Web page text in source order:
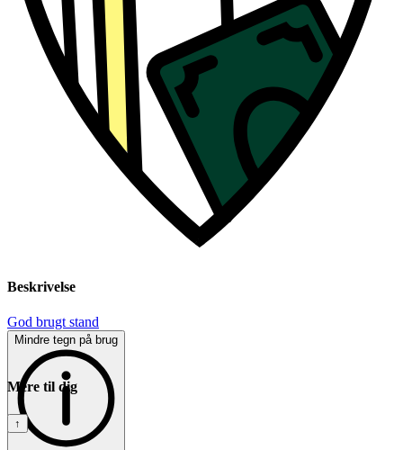
Beskrivelse
God brugt stand
Mindre tegn på brug
Mere til dig
↑